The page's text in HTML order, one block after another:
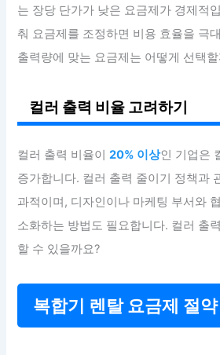
는 장당 단가가 낮은 요금제가 경제적
춰 요금제를 조정하면 비용 효율을 극
출력량에 맞는 요금제는 어떻게 선택
컬러 출력 비율 고려하기
컬러 출력 비율이20% 이상인 기업은
증가합니다. 컬러 출력 줄이기 정책과
과적이며, 디자인이나 마케팅 부서와
소화하는 방법도 필요합니다. 컬러 출
할 수 있을까요?
복합기 렌탈 요금제 절